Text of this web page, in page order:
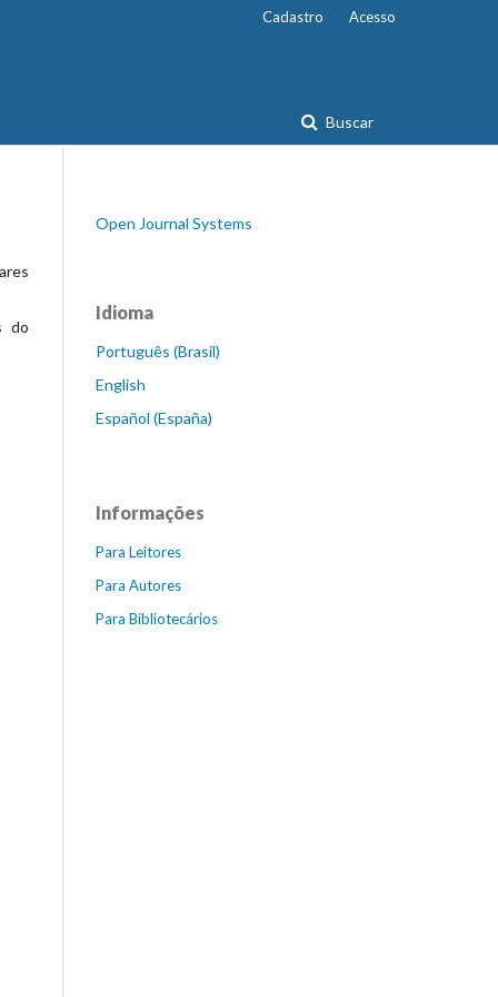
Buscar
Cadastro Acesso
do
Open Journal Systems
Idioma
Português (Brasil)
English
Español (España)
Informações
Para Leitores
Para Autores
Para Bibliotecários